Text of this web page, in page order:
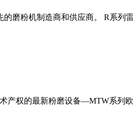
磨粉机制造商和供应商。 R系列
权的最新粉磨设备—MTW系列